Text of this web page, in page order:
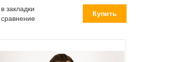
в закладки
сравнение